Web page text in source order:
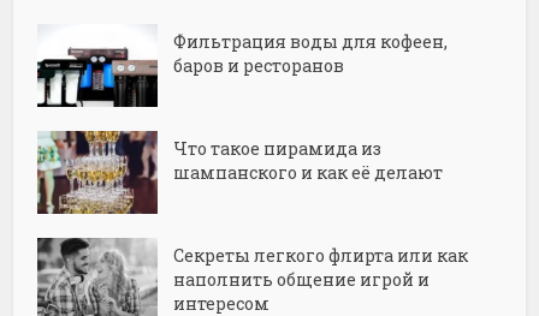
Фильтрация воды для кофеен,
баров и ресторанов
Что такое пирамида из
шампанского и как её делают
Секреты легкого флирта или как
наполнить общение игрой и
интересом